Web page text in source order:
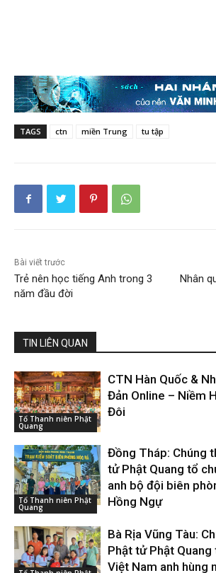
TAGS ctn miền Trung tu tập
Bài viết trước
Trẻ nên học tiếng Anh trong 3
năm đầu đời
Nhân
TIN LIÊN QUAN
Tổ Thanh niên Phật
Quang
CTN Hàn Quốc &
Đản Online – Niềm
Đôi
Tổ Thanh niên Phật
Quang
Đồng Tháp: Chúng
tử Phật Quang tổ
anh bộ đội biên
Hồng Ngự
Bà Rịa Vũng Tàu:
Phật tử Phật
Việt Nam anh hùng